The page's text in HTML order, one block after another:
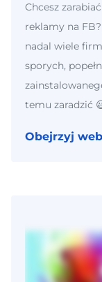
Chcesz
reklamy na
nadal wiele
sporych,
temu zaradzić
Obejrzyj